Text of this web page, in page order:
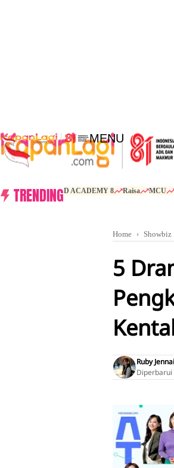
MENU
TRENDINGD ACADEMY 8 Raisa MCU
Home Showbiz
5
Ruby
Diperbarui